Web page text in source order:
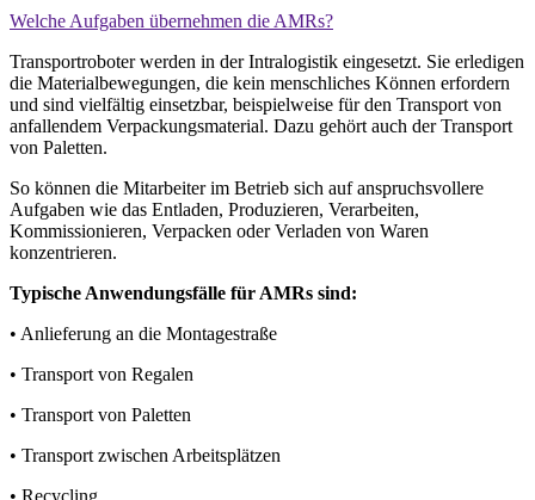
Welche Aufgaben übernehmen die AMRs?
Transportroboter werden in der Intralogistik eingesetzt. Sie erledigen
die Materialbewegungen, die kein menschliches Können erfordern
und sind vielfältig einsetzbar, beispielweise für den Transport von
anfallendem Verpackungsmaterial. Dazu gehört auch der Transport
von Paletten.
So können die Mitarbeiter im Betrieb sich auf anspruchsvollere
Aufgaben wie das Entladen, Produzieren, Verarbeiten,
Kommissionieren, Verpacken oder Verladen von Waren
konzentrieren.
Typische Anwendungsfälle für AMRs sind:
• Anlieferung an die Montagestraße
• Transport von Regalen
• Transport von Paletten
• Transport zwischen Arbeitsplätzen